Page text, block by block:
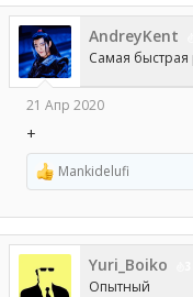
ц
и
и
:
AndreyKent
Самая быстрая
21 Апр 2020
+
Р
е
а
к
ц
и
и
Mankidelufi
Yuri_Boiko
Опытный